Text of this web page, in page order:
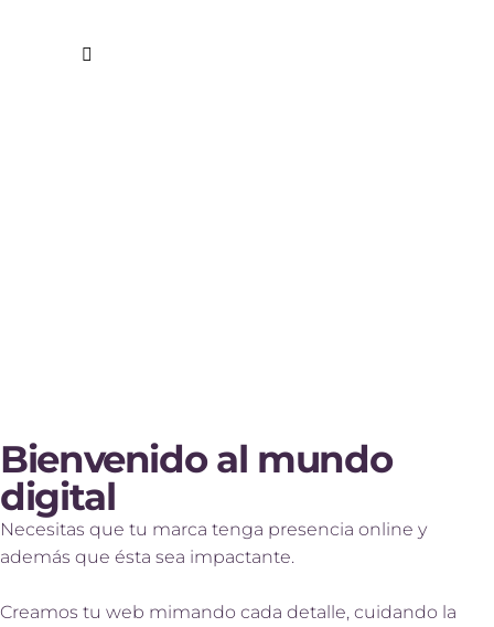
Bienvenido al mundo
digital
Necesitas que tu marca tenga presencia online y
además que ésta sea impactante.
Creamos tu web mimando cada detalle, cuidando la